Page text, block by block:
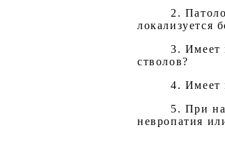
2.
локализуется
3. Имеет
стволов?
4. Имеет
5. При
невропатия